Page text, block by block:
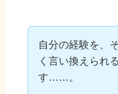
自分の経験を、
く言い換えられ
す……。